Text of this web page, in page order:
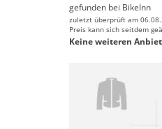
gefunden bei BikeInn
zuletzt überprüft am
Preis kann sich seitdem
Keine weiteren